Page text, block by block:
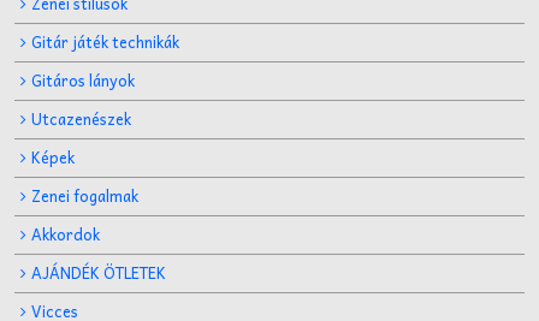
Gitár játék technikák
Gitáros lányok
Utcazenészek
Képek
Zenei fogalmak
Akkordok
AJÁNDÉK ÖTLETEK
Vicces